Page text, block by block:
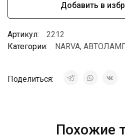
Добавить в
Артикул:
2212
Категории:
NARVA,
Поделиться:
Похожие